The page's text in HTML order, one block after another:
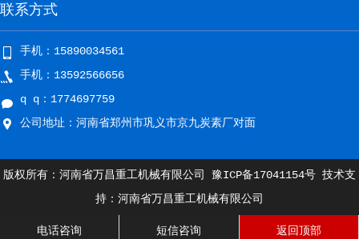
联系方式
手机：15890034561
手机：13592566656
q q：1774697759
公司地址：河南省郑州市巩义市京九炭素厂对面
版权所有：河南省万昌重工机械有限公司 豫ICP备17041154号 技术支
持：河南省万昌重工机械有限公司
电话咨询 短信咨询 返回顶部